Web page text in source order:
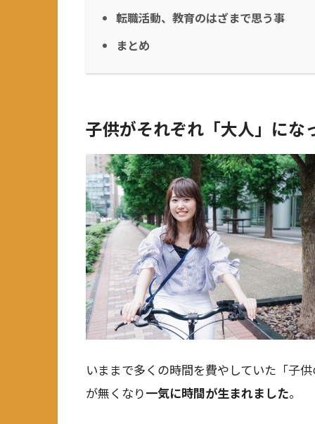
転職活動、教育のはざまで思う事
まとめ
子供がそれぞれ「大人」にな
いままで多くの時間を費やしていた「子
が無くなり一気に時間が生まれました。